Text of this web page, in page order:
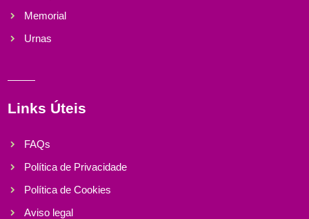
Memorial
Urnas
Links Úteis
FAQs
Política de Privacidade
Política de Cookies
Aviso legal